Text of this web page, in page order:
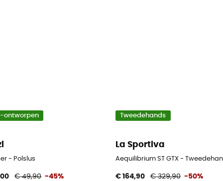
ontworpen
- Polslus
€ 49,90 -45%
Tweedehands
La Sportiva
Aequilibrium ST GTX -
€ 164,90 € 329,90 -50%